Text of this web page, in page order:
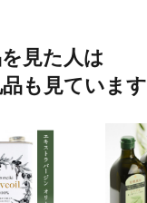
見た人は
も見ています